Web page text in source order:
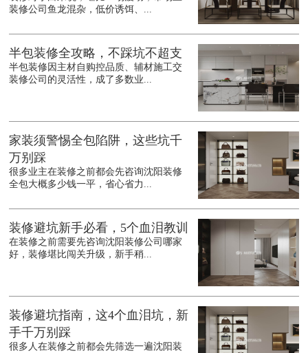
装修公司鱼龙混杂，低价诱饵、...
半包装修全攻略，不踩坑不超支
半包装修因主材自购控品质、辅材施工交
装修公司的灵活性，成了多数业...
家装须警惕全包陷阱，这些坑千
万别踩
很多业主在装修之前都会先咨询沈阳装修
全包大概多少钱一平，省心省力...
装修避坑新手必看，5个血泪教训
在装修之前需要先咨询沈阳装修公司哪家
好，装修堪比闯关升级，新手稍...
装修避坑指南，这4个血泪坑，新
手千万别踩
很多人在装修之前都会先筛选一遍沈阳装